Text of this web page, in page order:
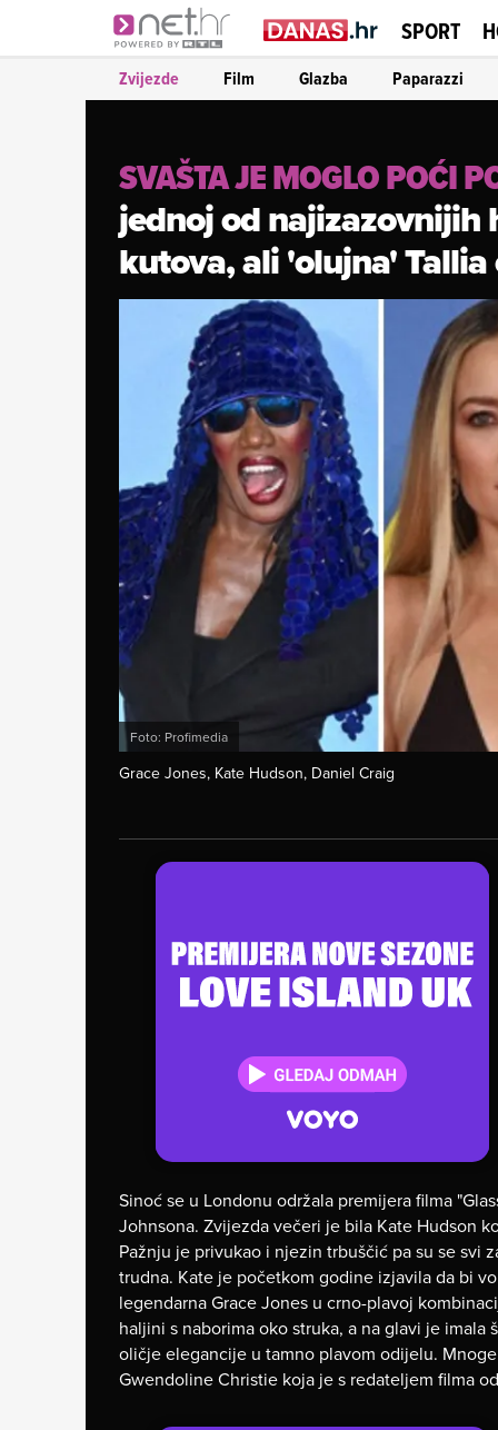
SPORT
Zvijezde Film Glazba Paparazzi
SVAŠTA JE MOGLO POĆI
jednoj od najizazovnijih
kutova, ali 'olujna'
Foto: Profimedia
Grace Jones, Kate Hudson, Daniel Craig
Sinoć se u Londonu održala premijera filma
Johnsona. Zvijezda večeri je bila Kate Hudson
Pažnju je privukao i njezin trbuščić pa su se svi
trudna. Kate je početkom godine izjavila da bi
legendarna Grace Jones u crno-plavoj
haljini s naborima oko struka, a na glavi je
oličje elegancije u tamno plavom odijelu.
Gwendoline Christie koja je s redateljem filma